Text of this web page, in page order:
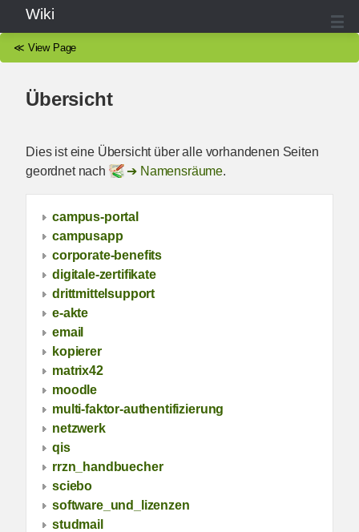
Wiki
≪ View Page
Übersicht
Dies ist eine Übersicht über alle vorhandenen Seiten
geordnet nach
Namensräume.
campus-portal
campusapp
corporate-benefits
digitale-zertifikate
drittmittelsupport
e-akte
email
kopierer
matrix42
moodle
multi-faktor-authentifizierung
netzwerk
qis
rrzn_handbuecher
sciebo
software_und_lizenzen
studmail